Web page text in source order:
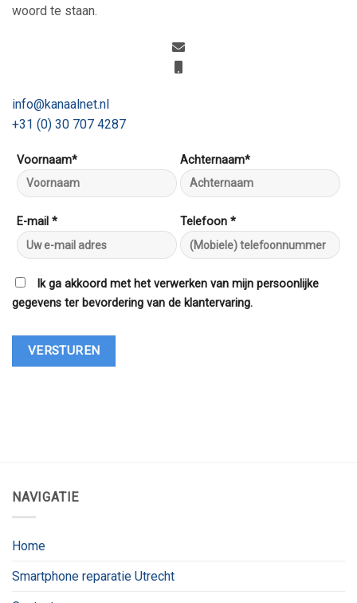
woord te staan.
info@kanaalnet.nl
+31 (0) 30 707 4287
Voornaam* Achternaam*
E-mail * Telefoon *
Ik ga akkoord met het verwerken van mijn persoonlijke
gegevens ter bevordering van de klantervaring.
NAVIGATIE
Home
Smartphone reparatie Utrecht